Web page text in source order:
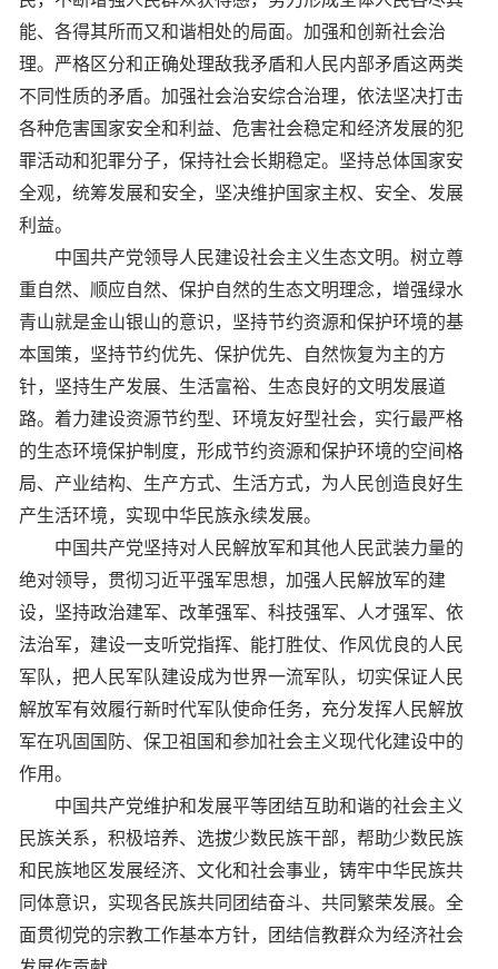
能、各得其所而又和谐相处的局面。加强和创新社会治
理。严格区分和正确处理敌我矛盾和人民内部矛盾这两类
不同性质的矛盾。加强社会治安综合治理，依法坚决打击
各种危害国家安全和利益、危害社会稳定和经济发展的犯
罪活动和犯罪分子，保持社会长期稳定。坚持总体国家安
全观，统筹发展和安全，坚决维护国家主权、安全、发展
利益。
中国共产党领导人民建设社会主义生态文明。树立尊
重自然、顺应自然、保护自然的生态文明理念，增强绿水
青山就是金山银山的意识，坚持节约资源和保护环境的基
本国策，坚持节约优先、保护优先、自然恢复为主的方
针，坚持生产发展、生活富裕、生态良好的文明发展道
路。着力建设资源节约型、环境友好型社会，实行最严格
的生态环境保护制度，形成节约资源和保护环境的空间格
局、产业结构、生产方式、生活方式，为人民创造良好生
产生活环境，实现中华民族永续发展。
中国共产党坚持对人民解放军和其他人民武装力量的
绝对领导，贯彻习近平强军思想，加强人民解放军的建
设，坚持政治建军、改革强军、科技强军、人才强军、依
法治军，建设一支听党指挥、能打胜仗、作风优良的人民
军队，把人民军队建设成为世界一流军队，切实保证人民
解放军有效履行新时代军队使命任务，充分发挥人民解放
军在巩固国防、保卫祖国和参加社会主义现代化建设中的
作用。
中国共产党维护和发展平等团结互助和谐的社会主义
民族关系，积极培养、选拔少数民族干部，帮助少数民族
和民族地区发展经济、文化和社会事业，铸牢中华民族共
同体意识，实现各民族共同团结奋斗、共同繁荣发展。全
面贯彻党的宗教工作基本方针，团结信教群众为经济社会